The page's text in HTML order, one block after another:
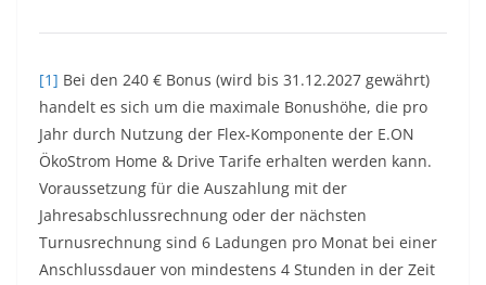
[1] Bei den 240 € Bonus (wird bis 31.12.2027 gewährt)
handelt es sich um die maximale Bonushöhe, die pro
Jahr durch Nutzung der Flex-Komponente der E.ON
ÖkoStrom Home & Drive Tarife erhalten werden kann.
Voraussetzung für die Auszahlung mit der
Jahresabschlussrechnung oder der nächsten
Turnusrechnung sind 6 Ladungen pro Monat bei einer
Anschlussdauer von mindestens 4 Stunden in der Zeit